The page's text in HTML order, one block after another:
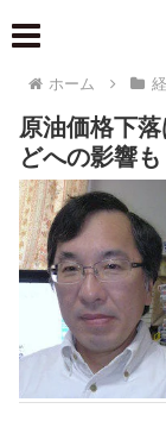
ホーム
原油価格下
どへの影響も